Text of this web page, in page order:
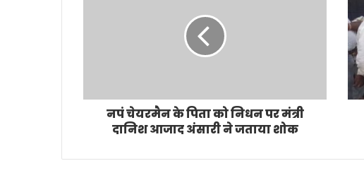
नपं चेयरमैन के पिता को निधन पर मंत्री
दानिश आजाद अंसारी ने जताया शोक